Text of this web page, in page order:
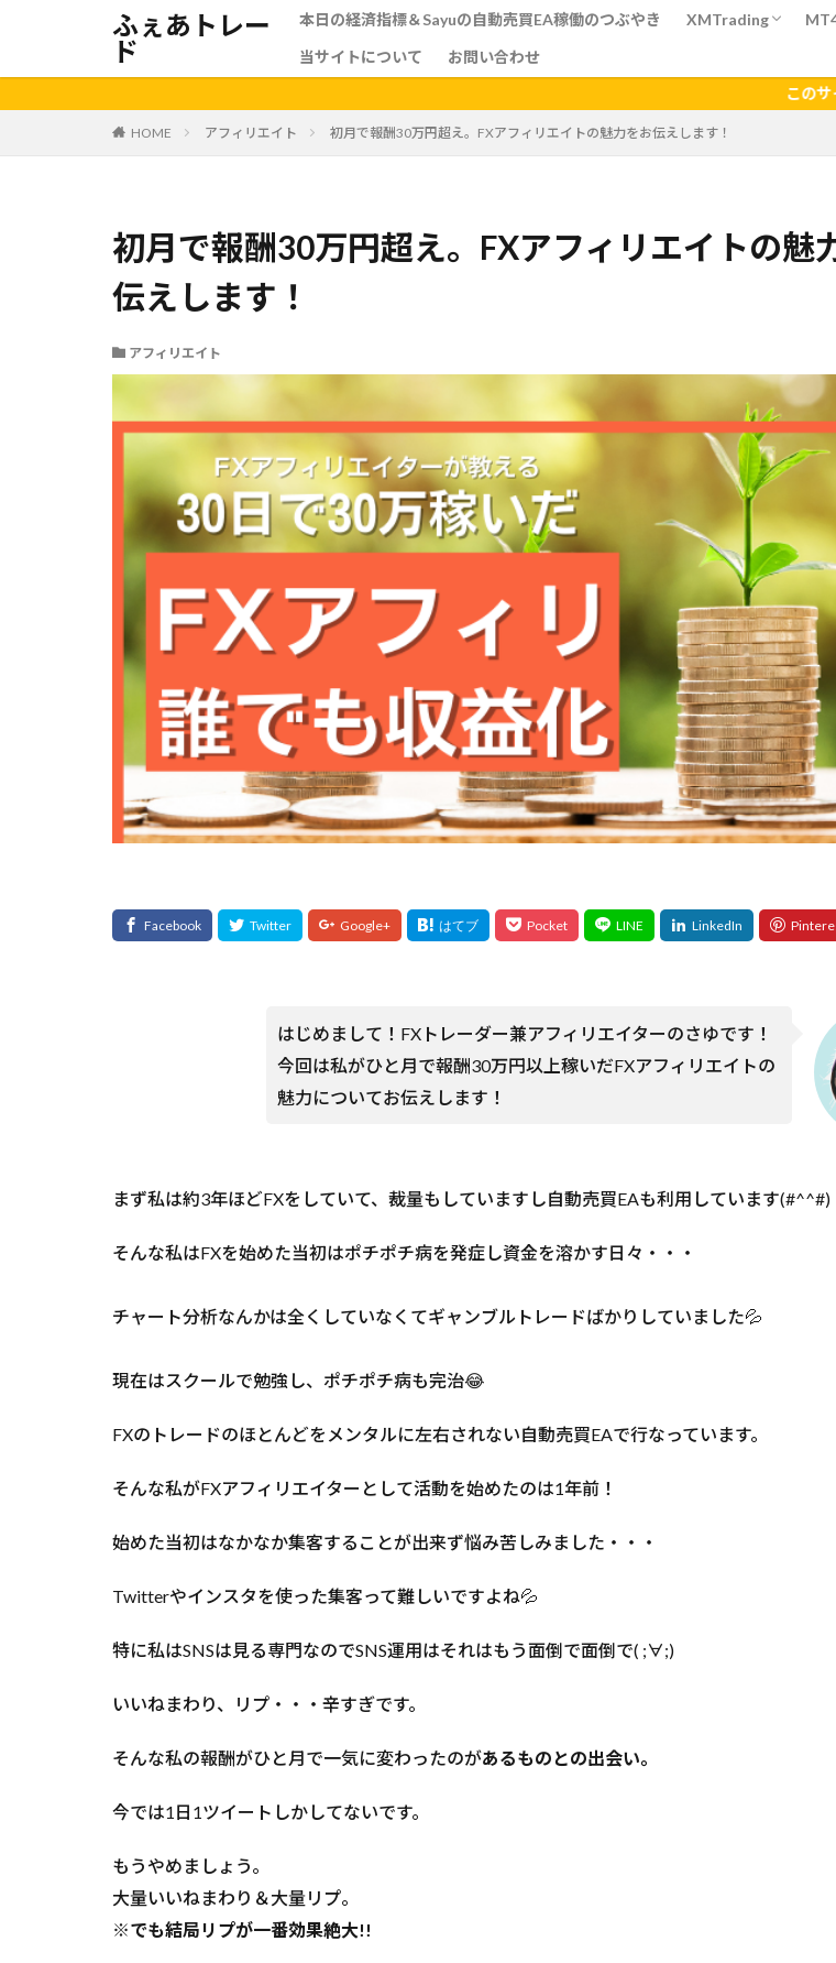
ふぇあトレー
ド
本日の経済指標＆Sayuの自動売買EA稼働のつぶやき XMTrading
当サイトについて
お問い合わせ
このサイトでは主に
HOME アフィリエイト 初月で報酬30万円超え。FXアフィリエイトの魅力をお伝えします！
初月で報酬30万円超え。FXアフィリエイトの魅
伝えします！
アフィリエイト
はじめまして！FXトレーダー兼アフィリエイターのさゆです！
今回は私がひと月で報酬30万円以上稼いだFXアフィリエイトの
魅力についてお伝えします！
まず私は約3年ほどFXをしていて、裁量もしていますし自動売買EAも利用しています(#^^#)
そんな私はFXを始めた当初はポチポチ病を発症し資金を溶かす日々・・・
チャート分析なんかは全くしていなくてギャンブルトレードばかりしていました💦
現在はスクールで勉強し、ポチポチ病も完治😂
FXのトレードのほとんどをメンタルに左右されない自動売買EAで行なっています。
そんな私がFXアフィリエイターとして活動を始めたのは1年前！
始めた当初はなかなか集客することが出来ず悩み苦しみました・・・
Twitterやインスタを使った集客って難しいですよね💦
特に私はSNSは見る専門なのでSNS運用はそれはもう面倒で面倒で( ;∀;)
いいねまわり、リプ・・・辛すぎです。
そんな私の報酬がひと月で一気に変わったのがあるものとの出会い。
今では1日1ツイートしかしてないです。
もうやめましょう。
大量いいねまわり＆大量リプ。
※でも結局リプが一番効果絶大!!